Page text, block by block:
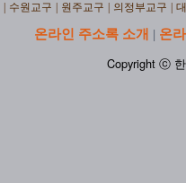
수원교구 원주교구 의정부교구
온라인 주소록 소개 | 온
Copyright ⓒ